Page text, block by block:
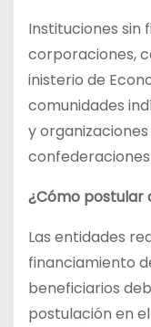
Instituciones sin
corporaciones,
inisterio de
comunidades
y
¿Cómo postular
Las entidades
financiamiento
beneficiarios
postulación en